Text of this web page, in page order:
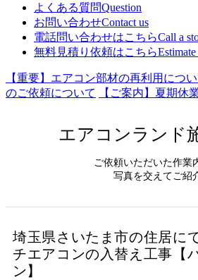
よくある質問Question
お問い合わせContact us
電話問い合わせはこちらCall a
無料見積り依頼はこちら
【重要】エアコン部材の再利用につ
のご依頼について
【ご案内】夏期休
エアコンランド
ご依頼いただいた作業
写真を交えてご紹
埼玉県さいたま市の住居に
チエアコンの入替え工事【
ン】